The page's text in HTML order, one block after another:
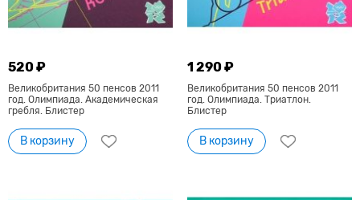
520 ₽
Великобритания 50 пенсов 2011
год. Олимпиада. Академическая
гребля. Блистер
В корзину
1 290 ₽
Великобритания 50 пенсов 2011
год. Олимпиада. Триатлон.
Блистер
В корзину